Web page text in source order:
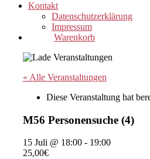
Kontakt
Datenschutzerklärung
Impressum
Warenkorb
« Alle Veranstaltungen
Diese Veranstaltung hat
M56 Personensuche (4)
15 Juli @ 18:00- 19:00
25,00€